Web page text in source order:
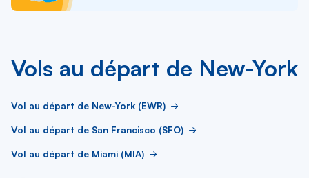
Vols au départ de New-York
Vol au départ de New-York (EWR)
Vol au départ de San Francisco (SFO)
Vol au départ de Miami (MIA)